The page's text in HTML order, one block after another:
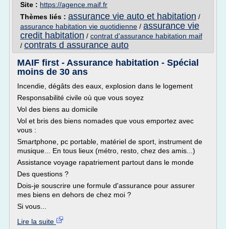
Site : https://agence.maif.fr
Thèmes liés : assurance vie auto et habitation /
assurance habitation vie quotidienne / assurance vie
credit habitation / contrat d'assurance habitation maif
/ contrats d assurance auto
MAIF first - Assurance habitation - Spécial
moins de 30 ans
Incendie, dégâts des eaux, explosion dans le logement
Responsabilité civile où que vous soyez
Vol des biens au domicile
Vol et bris des biens nomades que vous emportez avec
vous :
Smartphone, pc portable, matériel de sport, instrument de
musique... En tous lieux (métro, resto, chez des amis...)
Assistance voyage rapatriement partout dans le monde
Des questions ?
Dois-je souscrire une formule d'assurance pour assurer
mes biens en dehors de chez moi ?
Si vous...
Lire la suite